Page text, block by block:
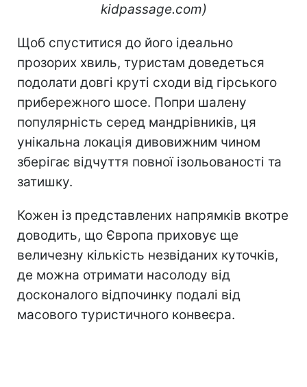
kidpassage.com)
Щоб спуститися до його ідеально
прозорих хвиль, туристам доведеться
подолати довгі круті сходи від гірського
прибережного шосе. Попри шалену
популярність серед мандрівників, ця
унікальна локація дивовижним чином
зберігає відчуття повної ізольованості та
затишку.
Кожен із представлених напрямків вкотре
доводить, що Європа приховує ще
величезну кількість незвіданих куточків,
де можна отримати насолоду від
досконалого відпочинку подалі від
масового туристичного конвеєра.